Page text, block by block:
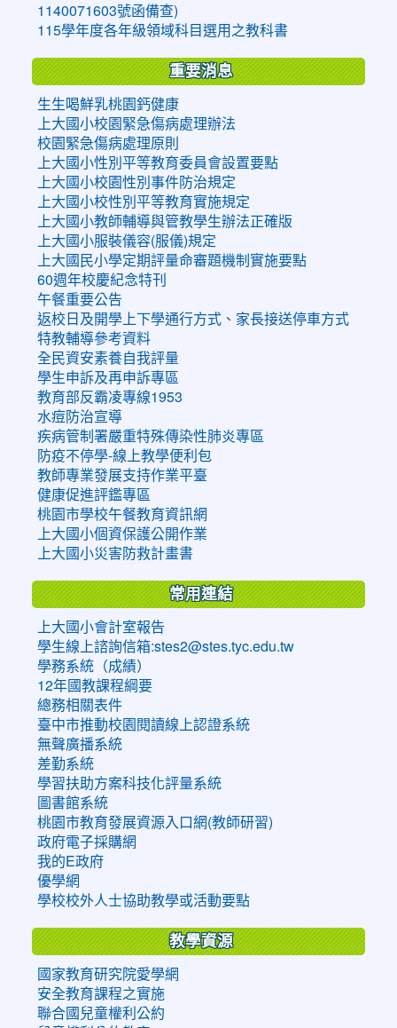
1140071603號函備查)
115學年度各年級領域科目選用之教科書
重要消息
生生喝鮮乳桃園鈣健康
上大國小校園緊急傷病處理辦法
校園緊急傷病處理原則
上大國小性別平等教育委員會設置要點
上大國小校園性別事件防治規定
上大國小校性別平等教育實施規定
上大國小教師輔導與管教學生辦法正確版
上大國小服裝儀容(服儀)規定
上大國民小學定期評量命審題機制實施要點
60週年校慶紀念特刊
午餐重要公告
返校日及開學上下學通行方式、家長接送停車方式
特教輔導參考資料
全民資安素養自我評量
學生申訴及再申訴專區
教育部反霸凌專線1953
水痘防治宣導
疾病管制署嚴重特殊傳染性肺炎專區
防疫不停學-線上教學便利包
教師專業發展支持作業平臺
健康促進評鑑專區
桃園市學校午餐教育資訊網
上大國小個資保護公開作業
上大國小災害防救計畫書
常用連結
上大國小會計室報告
學生線上諮詢信箱:stes2@stes.tyc.edu.tw
學務系統（成績）
12年國教課程綱要
總務相關表件
臺中市推動校園閱讀線上認證系統
無聲廣播系統
差勤系統
學習扶助方案科技化評量系統
圖書館系統
桃園市教育發展資源入口網(教師研習)
政府電子採購網
我的E政府
優學網
學校校外人士協助教學或活動要點
教學資源
國家教育研究院愛學網
安全教育課程之實施
聯合國兒童權利公約